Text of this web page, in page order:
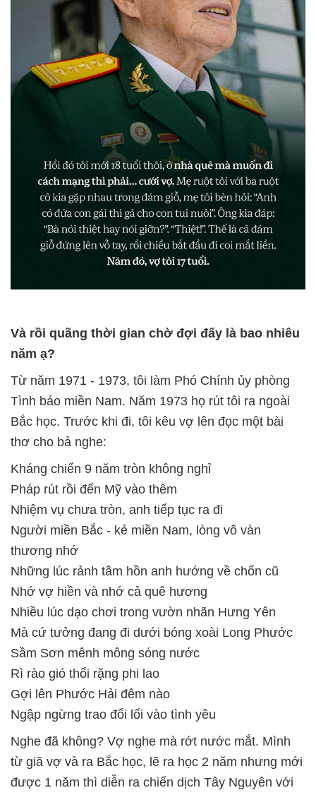
Và rồi quãng thời gian chờ đợi đấy là bao nhiêu
năm ạ?
Từ năm 1971 - 1973, tôi làm Phó Chính ủy phòng
Tình báo miền Nam. Năm 1973 họ rút tôi ra ngoài
Bắc học. Trước khi đi, tôi kêu vợ lên đọc một bài
thơ cho bả nghe:
Kháng chiến 9 năm tròn không nghỉ
Pháp rút rồi đến Mỹ vào thêm
Nhiệm vụ chưa tròn, anh tiếp tục ra đi
Người miền Bắc - kẻ miền Nam, lòng vô vàn
thương nhớ
Những lúc rảnh tâm hồn anh hướng về chốn cũ
Nhớ vợ hiền và nhớ cả quê hương
Nhiều lúc dạo chơi trong vườn nhãn Hưng Yên
Mà cứ tưởng đang đi dưới bóng xoài Long Phước
Sầm Sơn mênh mông sóng nước
Rì rào gió thổi rặng phi lao
Gợi lên Phước Hải đêm nào
Ngập ngừng trao đổi lối vào tình yêu
Nghe đã không? Vợ nghe mà rớt nước mắt. Mình
từ giã vợ và ra Bắc học, lẽ ra học 2 năm nhưng mới
được 1 năm thì diễn ra chiến dịch Tây Nguyên với